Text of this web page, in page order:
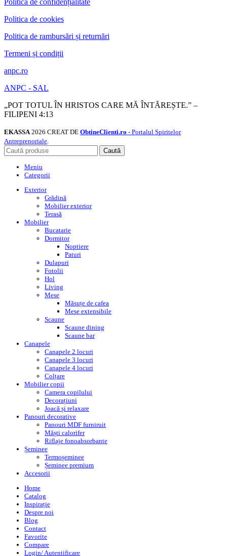
Politica de confidențialitate
Politica de cookies
Politica de rambursări și returnări
Termeni și condiții
anpc.ro
ANPC - SAL
„POT TOTUL ÎN HRISTOS CARE MĂ ÎNTĂREȘTE.” –
FILIPENI 4:13
EKASSA 2026 CREAT DE ObtineClienti.ro - Portalul Spiritelor
Antreprenoriale.
Caută
Meniu
Categorii
Exterior
Grădină
Mobilier exterior
Terasă
Mobilier
Bucatarie
Dormitor
Noptiere
Paturi
Dulapuri
Fotolii
Hol
Living
Mese
Măsuțe de cafea
Mese extensibile
Scaune
Scaune dining
Scaune bar
Canapele
Canapele 2 locuri
Canapele 3 locuri
Canapele 4 locuri
Colțare
Mobilier copii
Camera copilului
Decorațiuni
Joacă și relaxare
Panouri decorative
Panouri MDF furniruit
Măști calorifer
Riflaje fonoabsorbante
Șeminee
Termoșeminee
Șeminee premium
Accesorii
Home
Catalog
Inspirație
Despre noi
Blog
Contact
Favorite
Compare
Login/ Autentificare